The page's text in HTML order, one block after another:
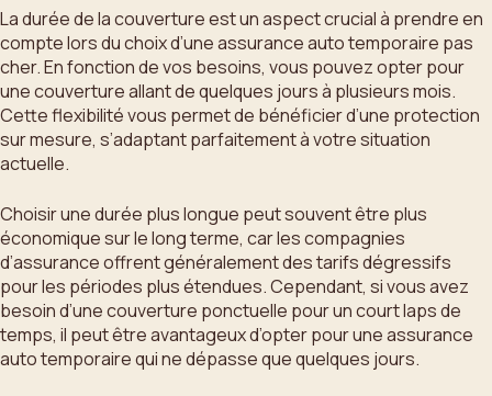
La durée de la couverture est un aspect crucial à prendre en
compte lors du choix d’une assurance auto temporaire pas
cher. En fonction de vos besoins, vous pouvez opter pour
une couverture allant de quelques jours à plusieurs mois.
Cette flexibilité vous permet de bénéficier d’une protection
sur mesure, s’adaptant parfaitement à votre situation
actuelle.
Choisir une durée plus longue peut souvent être plus
économique sur le long terme, car les compagnies
d’assurance offrent généralement des tarifs dégressifs
pour les périodes plus étendues. Cependant, si vous avez
besoin d’une couverture ponctuelle pour un court laps de
temps, il peut être avantageux d’opter pour une assurance
auto temporaire qui ne dépasse que quelques jours.